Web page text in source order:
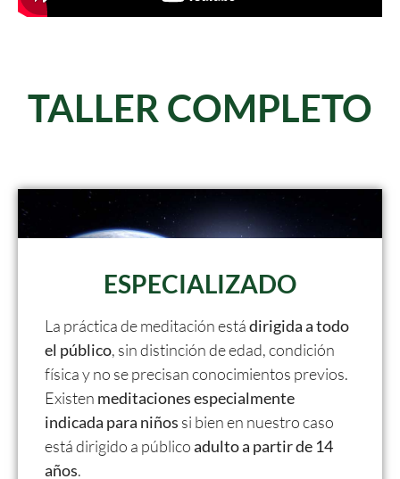
TALLER COMPLETO
ESPECIALIZADO
La práctica de meditación estádirigida a todo
el público, sin distinción de edad, condición
física y no se precisan conocimientos previos.
Existen meditaciones especialmente
indicada para niños si bien en nuestro caso
está dirigido a públicoadulto a partir de 14
años.